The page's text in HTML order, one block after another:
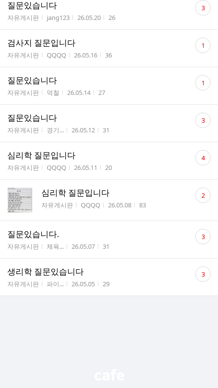
질문있습니다
게시판명
자유게시판 작성자
jang123 작성시간
26.05.20 조회수
26
글 3
검사지 질문입니다
게시판명
자유게시판 작성자
QQQQ 작성시간
26.05.16 조회수
36
댓
글 1
질문있습니다
게시판명
자유게시판 작성자
덕철 작성시간
26.05.14 조회수
27
댓
글 1
질문있습니다
게시판명
자유게시판 작성자
경기... 작성시간
26.05.12 조회수
31
댓
글 3
심리학 질문입니다
게시판명
자유게시판 작성자
QQQQ 작성시간
26.05.11 조회수
20
댓
글 4
심리학 질문입니다
게시판명
자유게시판 작성자
QQQQ 작성시간
26.05.08 조회수
83
댓
글 2
질문있습니다.
게시판명
자유게시판 작성자
체육... 작성시간
26.05.07 조회수
31
댓
글 3
생리학 질문있습니다
게시판명
자유게시판 작성자
파이... 작성시간
26.05.05 조회수
29
댓
글 3